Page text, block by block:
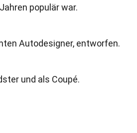
populär war.
Autodesigner, entworfen.
und als Coupé.